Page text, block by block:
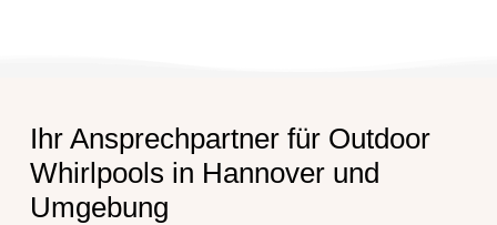
Ihr Ansprechpartner für Outdoor
Whirlpools in Hannover und
Umgebung